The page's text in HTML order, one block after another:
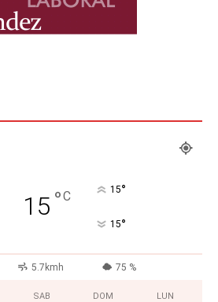
15 °C 15°
15°
5.7kmh 75 %
SAB DOM LUN